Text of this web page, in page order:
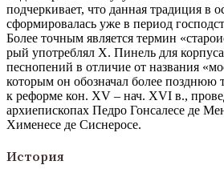
подчеркивает, что данная традиция в
сформировалась уже в период
Более точным является термин
рый употреблял Х. Пинель для корпуса
песнопений в отличие от названия
которым он обозначал более
к реформе кон. XV – нач. XVI в.,
архиепископах Педро Гонсалесе де
Хименесе де Сиснеросе.
История